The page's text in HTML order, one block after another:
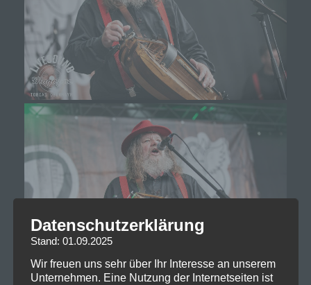
Datenschutzerklärung
Stand: 01.09.2025
Wir freuen uns sehr über Ihr Interesse an unserem
Unternehmen. Eine Nutzung der Internetseiten ist